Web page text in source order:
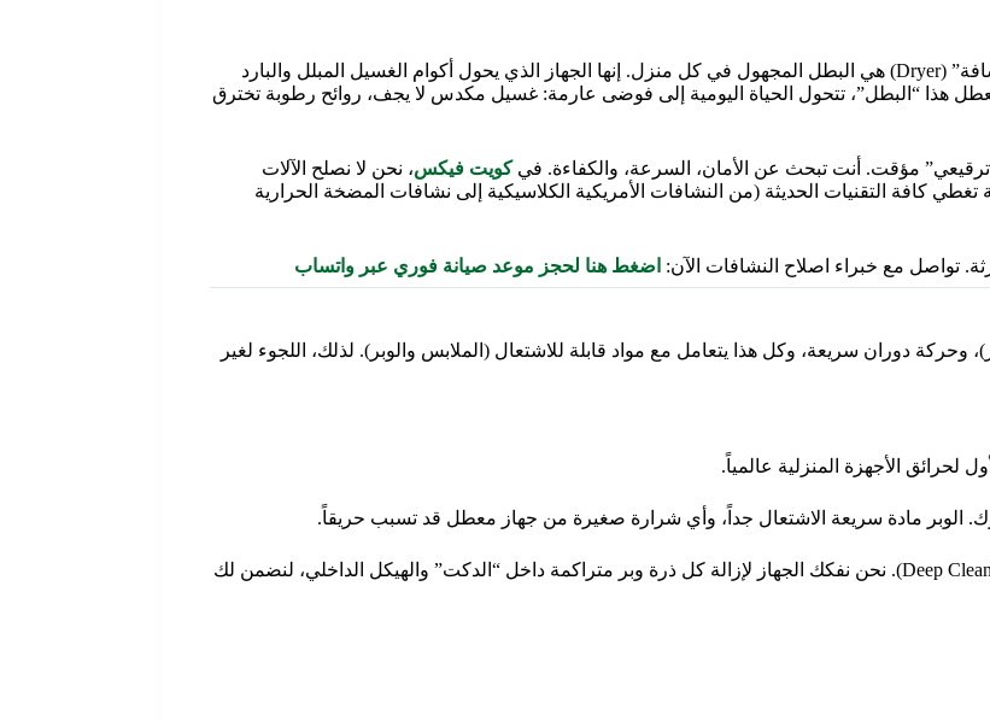
في قلب الشتاء الكويتي، حيث تجتمع البرودة مع الرطوبة العالية، تصبح “النشافة” (Dryer) هي البطل المجهول في كل منزل. إنها الجهاز الذي يحول أكوام الغسيل المبلل والبارد
هذا “البطل”، تتحول الحياة اليومية إلى فوضى عارمة: غسيل مكدس لا يجف، روائح رطوبة تخترق
مؤقت. أنت تبحث عن الأمان، السرعة، والكفاءة. فيكويت فيكس، نحن لا نصلح الآلات
تغطي كافة التقنيات الحديثة (من النشافات الأمريكية الكلاسيكية إلى نشافات المضخة الحرارية
تواصل مع خبراء اصلاح النشافات الآن: اضغط هنا لحجز موعد صيانة فوري عبر واتساب
وحركة دوران سريعة، وكل هذا يتعامل مع مواد قابلة للاشتعال (الملابس والوبر). لذلك، اللجوء لغير
الأجهزة المنزلية عالمياً.
لدينا تشمل بروتوكول “التنظيف العميق” (Deep Clean). نحن نفكك الجهاز لإزالة كل ذرة وبر متراكمة داخل “الدكت” والهيكل الداخلي، لنضمن لك